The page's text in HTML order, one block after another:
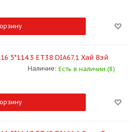
5*114.3 ET38 DIA67.1 Хай Вэй
Наличие: Есть в наличии (8)